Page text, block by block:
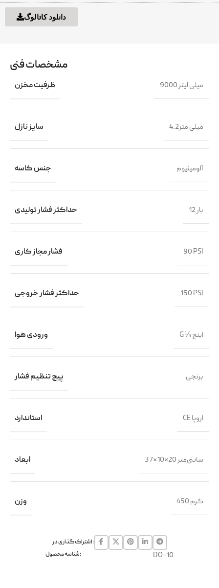
دانلود کاتالوگ
مشخصات فنی
ظرفیت مخزن 9000 میلی لیتر
سایز نازل 4.2میلی متر
جنس کاسه آلومینیوم
حداکثر فشار تولیدی 12 بار
فشار مجاز کاری 90 PSI
حداکثر فشار خروجی 150 PSI
ورودی هوا G ¼ اینچ
پیچ تنظیم فشار برنجی
استاندارد CE اروپا
ابعاد 37×10×20 سانتی‌متر
وزن 450 گرم
اشتراک گذاری در:
شناسه محصول:
DO-10